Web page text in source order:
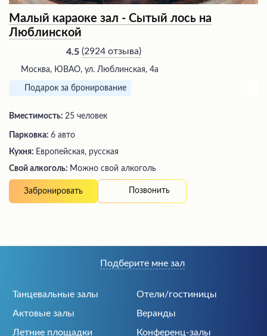
Малый караоке зал - Сытый лось на
Люблинской
4.5 (2924 отзыва)
Москва, ЮВАО, ул. Люблинская, 4а
Подарок за бронирование
Вместимость: 25 человек
Парковка: 6 авто
Кухня: Европейская, русская
Свой алкоголь: Можно свой алкоголь
Забронировать Позвонить
Танцевальные залы
Отели/гостиницы
Актовые залы
Веранды
Летние площадки
Конференц-залы
Подберите мне зал